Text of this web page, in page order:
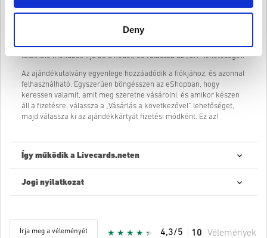
Deny
Feltéve, hogy már rendelkezik Nintendo-fiókkal, jelentkezzen be,
és lépjen a Nintendo eShop oldalára.
Válassza a „Kód megadása” lehetőséget a képernyő bal oldalán
található menüből. Írja be a kódot, és válassza az „OK” lehetőséget.
Az ajándékutalvány egyenlege hozzáadódik a fiókjához, és azonnal
felhasználható. Egyszerűen böngésszen az eShopban, hogy
keressen valamit, amit meg szeretne vásárolni, és amikor készen
áll a fizetésre, válassza a „Vásárlás a következővel” lehetőséget,
majd válassza ki az ajándékkártyát fizetési módként. Ez az!
Így működik a Livecards.neten
Új vagy a Livecards.net-en? A digitális kódok vásárlása gyors és
egyszerű:
Jogi nyilatkozat
dátum előtt vagy a megadott időpontban szállítjuk ki, míg a
raktáron lévő termékeket a biztonsági ellenőrzésekig
Írja meg a véleményét 4,3/5 10 Vélemények